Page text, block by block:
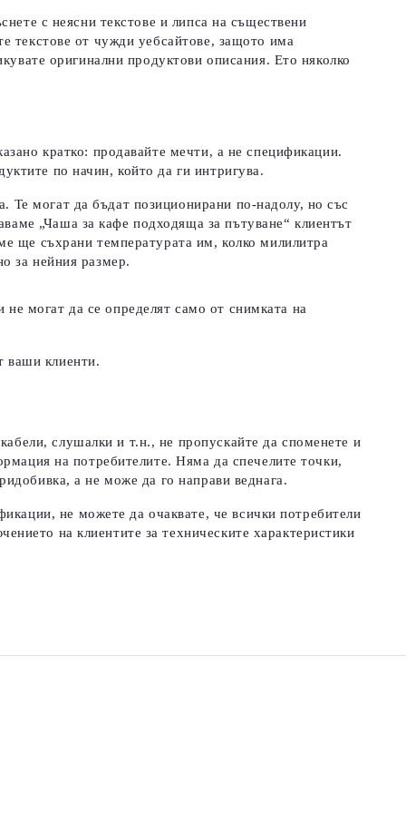
с неясни текстове и липса на съществени
текстове от чужди уебсайтове, защото има
оригинални продуктови описания. Ето няколко
кратко: продавайте мечти, а не спецификации.
по начин, който да ги интригува.
Те могат да бъдат позиционирани по-надолу, но със
„Чаша за кафе подходяща за пътуване“ клиентът
ще съхрани температурата им, колко милилитра
за нейния размер.
могат да се определят само от снимката на
ваши клиенти.
слушалки и т.н., не пропускайте да споменете и
на потребителите. Няма да спечелите точки,
а не може да го направи веднага.
не можете да очаквате, че всички потребители
на клиентите за техническите характеристики